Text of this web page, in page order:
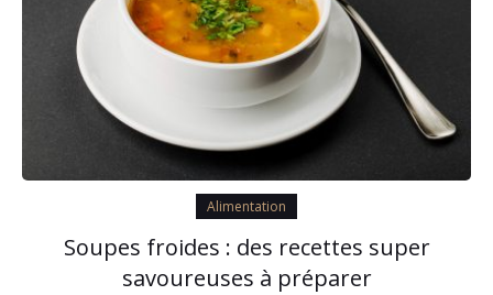
Alimentation
Soupes froides : des recettes super
savoureuses à préparer